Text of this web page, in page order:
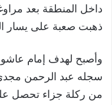
داخل المنطقة بعد
ذهبت صعبة على يسار
وأصبح لهدف إمام
من ركلة جزاء تحصل